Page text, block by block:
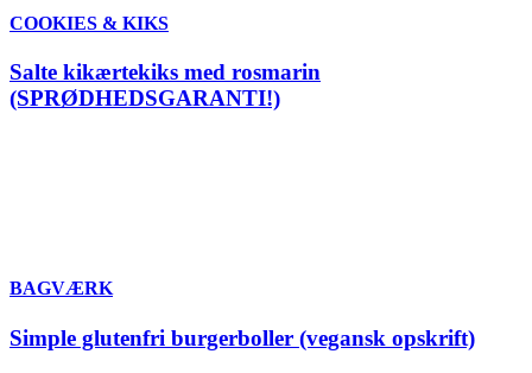
COOKIES & KIKS
Salte kikærtekiks med rosmarin
(SPRØDHEDSGARANTI!)
BAGVÆRK
Simple glutenfri burgerboller (vegansk opskrift)